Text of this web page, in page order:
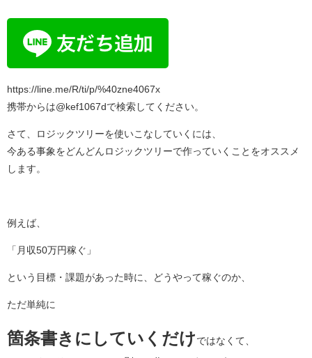
https://line.me/R/ti/p/%40zne4067x
携帯からは@kef1067dで検索してください。
さて、ロジックツリーを使いこなしていくには、
今ある事象をどんどんロジックツリーで作っていくことをオススメ
します。
例えば、
「月収50万円稼ぐ」
という目標・課題があった時に、どうやって稼ぐのか、
ただ単純に
箇条書きにしていくだけ ではなくて、